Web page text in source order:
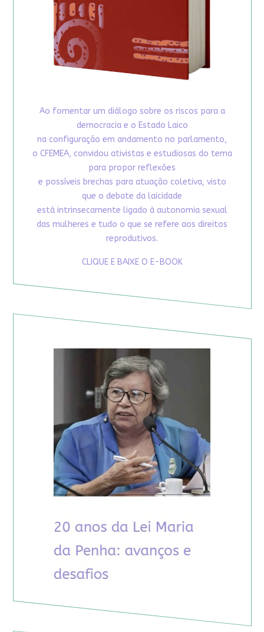
Ao fomentar um diálogo sobre os riscos para a
democracia e o Estado Laico
na configuração em andamento no parlamento,
o CFEMEA, convidou ativistas e estudiosas do tema
para propor reflexões
e possíveis brechas para atuação coletiva, visto
que o debate da laicidade
está intrinsecamente ligado à autonomia sexual
das mulheres e tudo o que se refere aos direitos
reprodutivos.
CLIQUE E BAIXE O E-BOOK